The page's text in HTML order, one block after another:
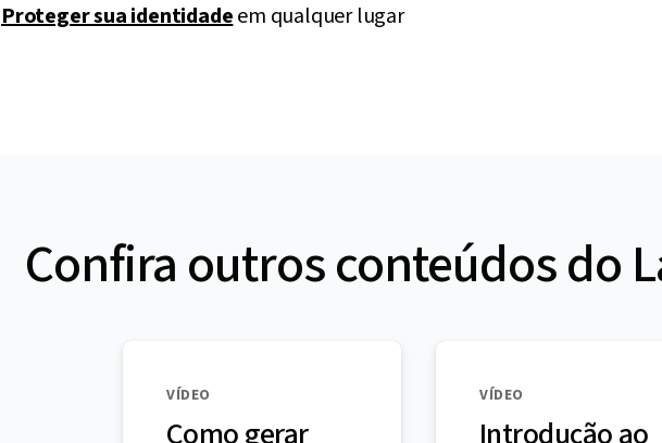
Proteger sua identidadeem qualquer lugar
Confira outros conteúdos do
VÍDEO VÍDEO